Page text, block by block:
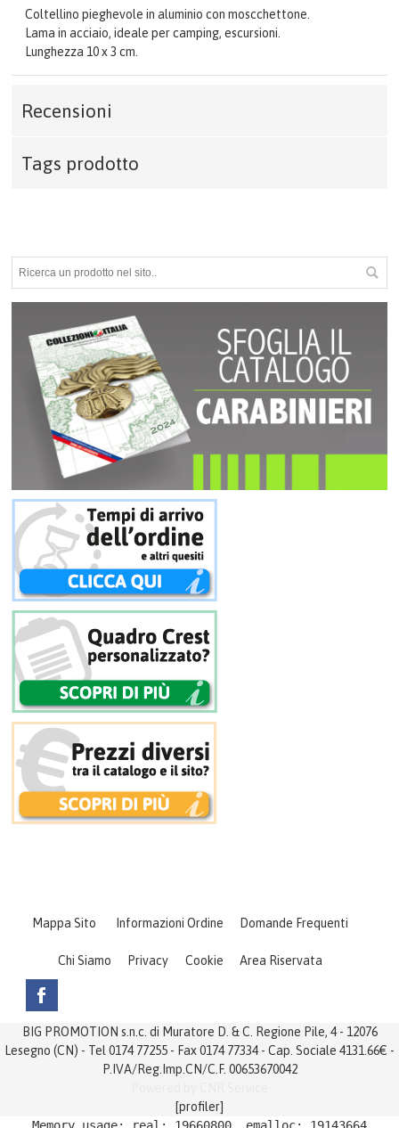
Coltellino pieghevole in aluminio con moscchettone.
Lama in acciaio, ideale per camping, escursioni.
Lunghezza 10 x 3 cm.
Recensioni
Tags prodotto
Mappa Sito Informazioni Ordine Domande Frequenti
Chi Siamo Privacy Cookie Area Riservata
BIG PROMOTION s.n.c. di Muratore D. & C. Regione Pile, 4 - 12076
Lesegno (CN) - Tel 0174 77255 - Fax 0174 77334 - Cap. Sociale 4131.66€ -
P.IVA/Reg.Imp.CN/C.F. 00653670042
[profiler]